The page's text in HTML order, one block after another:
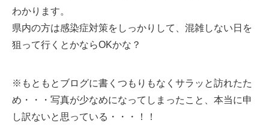
わかります。
県内の方は感染症対策をしっかりして、混雑しない日を
狙って行くとかならOKかな？
※もともとブログに書くつもりもなくサラッと訪れたた
め・・・写真が少なめになってしまったこと、本当に申
し訳ないと思っている・・・！！